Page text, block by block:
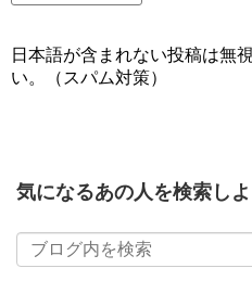
日本語が含まれない投稿は無
い。（スパム対策）
気になるあの人を検索しよ